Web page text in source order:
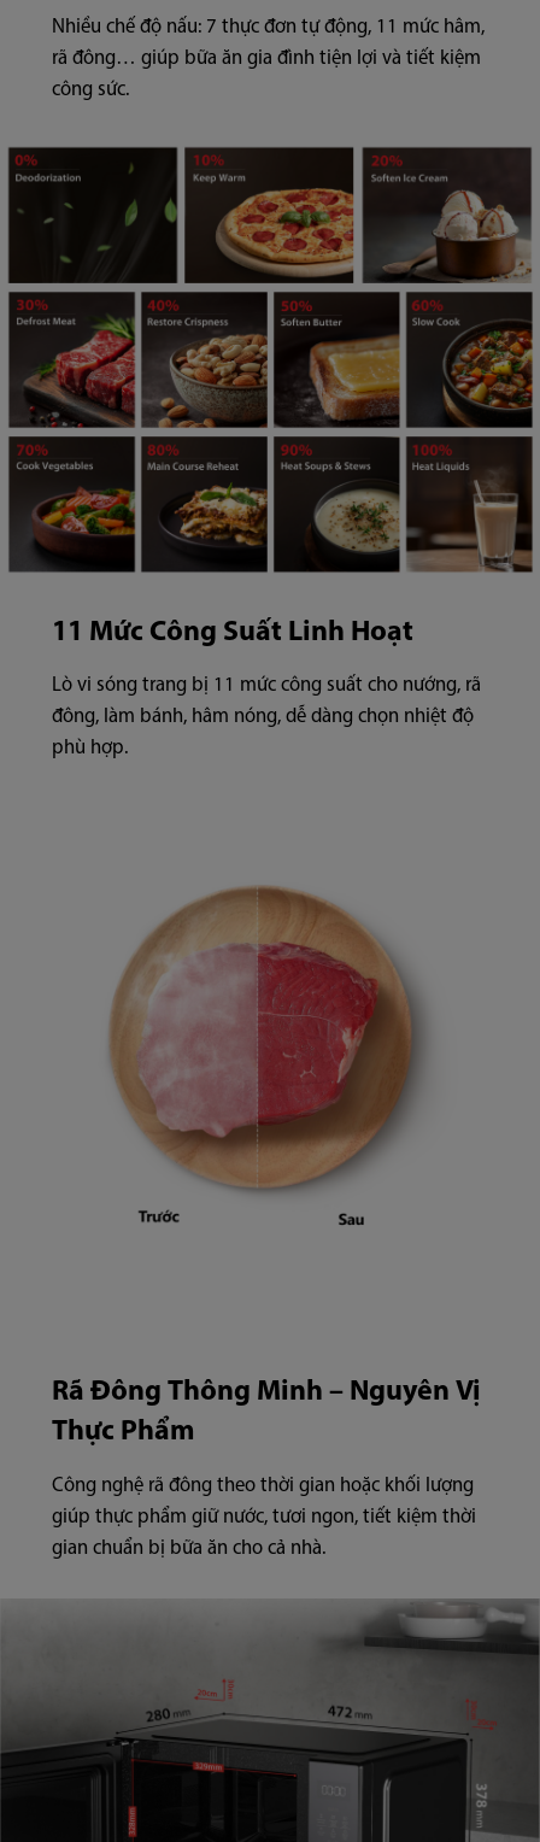
Nhiều chế độ nấu: 7 thực đơn tự động, 11 mức hâm,
rã đông… giúp bữa ăn gia đình tiện lợi và tiết kiệm
công sức.
11 Mức Công Suất Linh Hoạt
Lò vi sóng trang bị 11 mức công suất cho nướng, rã
đông, làm bánh, hâm nóng, dễ dàng chọn nhiệt độ
phù hợp.
Rã Đông Thông Minh – Nguyên Vị
Thực Phẩm
Công nghệ rã đông theo thời gian hoặc khối lượng
giúp thực phẩm giữ nước, tươi ngon, tiết kiệm thời
gian chuẩn bị bữa ăn cho cả nhà.